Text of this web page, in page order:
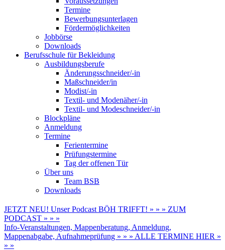
Termine
Bewerbungsunterlagen
Fördermöglichkeiten
Jobbörse
Downloads
Berufsschule für Bekleidung
Ausbildungsberufe
Änderungsschneider/-in
Maßschneider/in
Modist/-in
Textil- und Modenäher/-in
Textil- und Modeschneider/-in
Blockpläne
Anmeldung
Termine
Ferientermine
Prüfungstermine
Tag der offenen Tür
Über uns
Team BSB
Downloads
JETZT NEU! Unser Podcast BÖH TRIFFT! » » » ZUM
PODCAST » » »
Info-Veranstaltungen, Mappenberatung, Anmeldung,
Mappenabgabe, Aufnahmeprüfung » » » ALLE TERMINE HIER »
» »